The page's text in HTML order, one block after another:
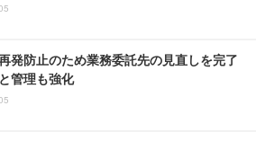
発防止のため業務委託先の見直しを完了
管理も強化